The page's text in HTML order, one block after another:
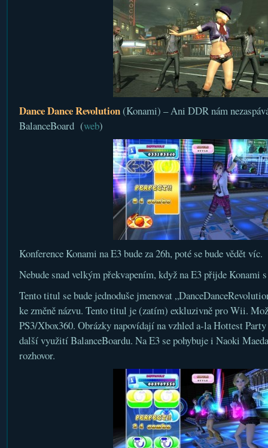
Dance Dance Revolution(Konami) – Ani DDR nám
BalanceBoard (web)
Konference Konami na E3 bude za 26h, poté se bude vědět víc.
Nebude snad velkým překvapením, když na E3 přijde
Tento titul se bude jednoduše jmenovat
ke změně názvu. Tento titul je (zatím) exkluzivně pro Wii.
PS3/Xbox360. Obrázky napovídají na vzhled a-la Hottest Party
další využití BalanceBoardu. Na E3 se pohybuje i Naoki
rozhovor.